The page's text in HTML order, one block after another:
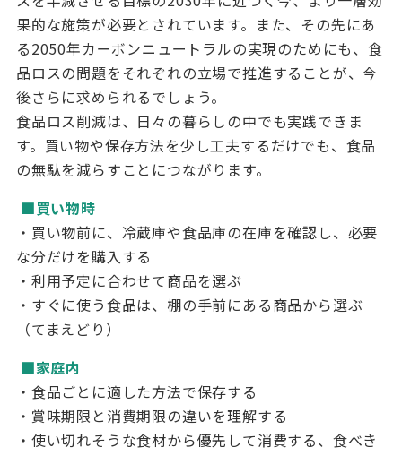
果的な施策が必要とされています。また、その先にあ
る2050年カーボンニュートラルの実現のためにも、食
品ロスの問題をそれぞれの立場で推進することが、今
後さらに求められるでしょう。
食品ロス削減は、日々の暮らしの中でも実践できま
す。買い物や保存方法を少し工夫するだけでも、食品
の無駄を減らすことにつながります。
■買い物時
・買い物前に、冷蔵庫や食品庫の在庫を確認し、必要
な分だけを購入する
・利用予定に合わせて商品を選ぶ
・すぐに使う食品は、棚の手前にある商品から選ぶ
（てまえどり）
■家庭内
・食品ごとに適した方法で保存する
・賞味期限と消費期限の違いを理解する
・使い切れそうな食材から優先して消費する、食べき